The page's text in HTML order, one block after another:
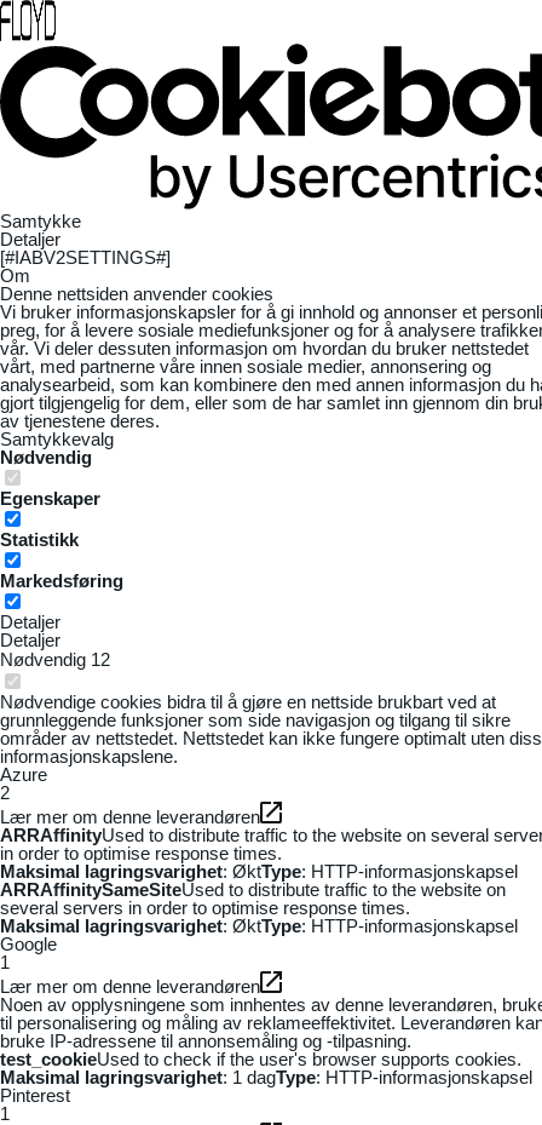
Samtykke
Detaljer
[#IABV2SETTINGS#]
Om
Denne nettsiden anvender cookies
Vi bruker informasjonskapsler for å gi innhold og annonser et
preg, for å levere sosiale mediefunksjoner og for å analysere
vår. Vi deler dessuten informasjon om hvordan du bruker nettstedet
vårt, med partnerne våre innen sosiale medier, annonsering og
analysearbeid, som kan kombinere den med annen informasjon du
gjort tilgjengelig for dem, eller som de har samlet inn gjennom din
av tjenestene deres.
Samtykkevalg
Nødvendig
Egenskaper
Statistikk
Markedsføring
Detaljer
Detaljer
Nødvendig 12
Nødvendige cookies bidra til å gjøre en nettside brukbart ved at
grunnleggende funksjoner som side navigasjon og tilgang til sikre
områder av nettstedet. Nettstedet kan ikke fungere optimalt uten
informasjonskapslene.
Azure
2
Lær mer om denne leverandøren
ARRAffinityUsed to distribute traffic to the website on several
in order to optimise response times.
Maksimal lagringsvarighet: ØktType: HTTP-informasjonskapsel
ARRAffinitySameSiteUsed to distribute traffic to the website on
several servers in order to optimise response times.
Maksimal lagringsvarighet: ØktType: HTTP-informasjonskapsel
Google
1
Lær mer om denne leverandøren
Noen av opplysningene som innhentes av denne leverandøren,
til personalisering og måling av reklameeffektivitet. Leverandøren
bruke IP-adressene til annonsemåling og -tilpasning.
test_cookieUsed to check if the user's browser supports cookies.
Maksimal lagringsvarighet: 1 dagType: HTTP-informasjonskapsel
Pinterest
1